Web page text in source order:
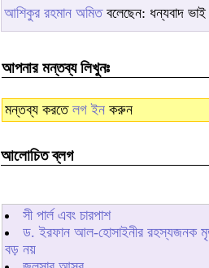
আশিকুর রহমান অমিতবলেছেন: ধন্যবাদ ভাই
আপনার মন্তব্য লিখুনঃ
মন্তব্য করতে লগ ইন করুন
আলোচিত ব্লগ
সী পার্ল এবং চারপাশ
ড. ইরফান আল-হোসাইনীর রহস্যজনক
বড় নয়